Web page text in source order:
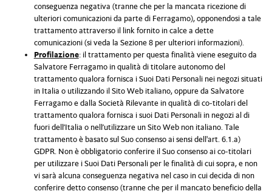
conseguenza negativa (tranne che per la mancata ricezione di
ulteriori comunicazioni da parte di Ferragamo), opponendosi a tale
trattamento attraverso il link fornito in calce a dette
comunicazioni (si veda la Sezione 8 per ulteriori informazioni).
Profilazione: il trattamento per questa finalità viene eseguito da
Salvatore Ferragamo in qualità di titolare autonomo del
trattamento qualora fornisca i Suoi Dati Personali nei negozi situati
in Italia o utilizzando il Sito Web italiano, oppure da Salvatore
Ferragamo e dalla Società Rilevante in qualità di co-titolari del
trattamento qualora fornisca i suoi Dati Personali in negozi al di
fuori dell’Italia o nell’utilizzare un Sito Web non italiano. Tale
trattamento è basato sul Suo consenso ai sensi dell'art. 6.1.a)
GDPR. Non è obbligatorio conferire il Suo consenso ai co-titolari
per utilizzare i Suoi Dati Personali per le finalità di cui sopra, e non
vi sarà alcuna conseguenza negativa nel caso in cui decida di non
conferire detto consenso (tranne che per il mancato beneficio della